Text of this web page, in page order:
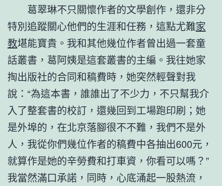
葛翠琳不只關懷作者的文學創作，還非分
特別追蹤關心他們的生涯和任務，這點尤難家
教堪能寶貴。我和其他幾位作者曾出過一套童
話叢書，葛阿姨是這套叢書的主編。我往她家
掏出版社的合同和稿費時，她突然輕聲對我
說：“為這本書，誰誰出了不少力，不只幫我介
入了整套書的校訂，還幾回到工場跑印刷；她
是外埠的，在北京落腳很不不難，我們不是外
人，我從你們幾位作者的稿費中各抽出600元，
就算作是她的辛勞費和打車資，你看可以嗎？”
我當然滿口承諾，同時，心底涌起一股熱流，